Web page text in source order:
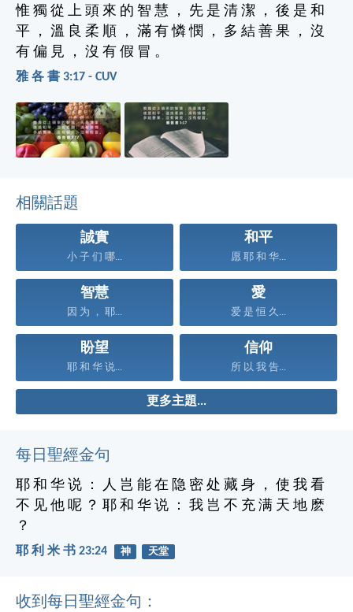
惟 獨 從 上 頭 來 的 智 慧 ， 先 是 清 潔 ， 後 是 和
平 ， 溫 良 柔 順 ， 滿 有 憐 憫 ， 多 結 善 果 ， 沒
有 偏 見 ， 沒 有 假 冒 。
雅 各 書 3:17 - CUV
相關話題
誠實
小 子 们 哪...
和平
愿 耶 和 华...
智慧
因 为 ， 耶...
愛
爱 是 恒 久...
盼望
耶 和 华 说...
信仰
所 以 我 告...
更多主題...
每日聖經金句
耶 和 华 说 ： 人 岂 能 在 隐 密 处 藏 身 ， 使 我 看
不 见 他 呢 ？ 耶 和 华 说 ： 我 岂 不 充 满 天 地 麽
？
耶 利 米 书 23:24 神 天堂
收到每日聖經金句：